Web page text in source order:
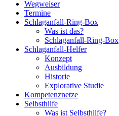
Wegweiser
Termine
Schlaganfall-Ring-Box
Was ist das?
Schlaganfall-Ring-Box
Schlaganfall-Helfer
Konzept
Ausbildung
Historie
Explorative Studie
Kompetenznetze
Selbsthilfe
Was ist Selbsthilfe?